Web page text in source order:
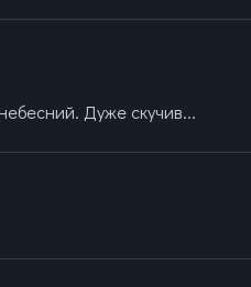
Дуже скучив...